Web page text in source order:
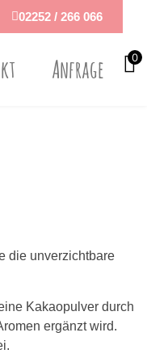
02252 / 266 066
Anfrage 0
die unverzichtbare
Kakaopulver durch
ergänzt wird.